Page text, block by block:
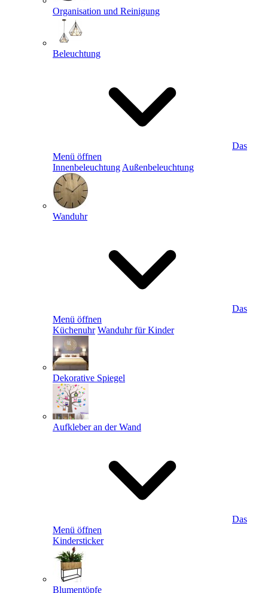
Organisation und Reinigung
Beleuchtung
Das
Menü öffnen
Innenbeleuchtung Außenbeleuchtung
Wanduhr
Das
Menü öffnen
Küchenuhr Wanduhr für Kinder
Dekorative Spiegel
Aufkleber an der Wand
Das
Menü öffnen
Kindersticker
Blumentöpfe